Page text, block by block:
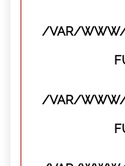
/VAR/WWW/
/VAR/WWW/